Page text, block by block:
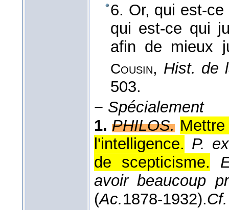
6. Or, qui est-
qui est-ce qui
afin de mieux
Cousin, Hist. de
503.
− Spécialement
1. PHILOS.
l'intelligence. P.
de scepticisme.
avoir beaucoup
(Ac.1878-1932).